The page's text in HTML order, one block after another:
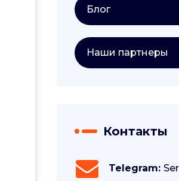
Блог
Наши партнеры
Контакты
Telegram: